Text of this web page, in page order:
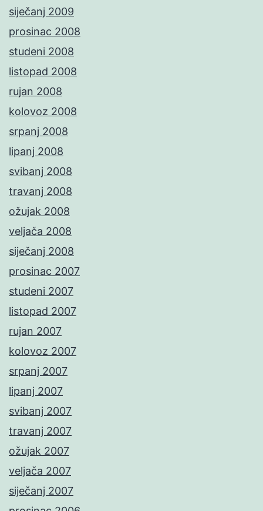
siječanj 2009
prosinac 2008
studeni 2008
listopad 2008
rujan 2008
kolovoz 2008
srpanj 2008
lipanj 2008
svibanj 2008
travanj 2008
ožujak 2008
veljača 2008
siječanj 2008
prosinac 2007
studeni 2007
listopad 2007
rujan 2007
kolovoz 2007
srpanj 2007
lipanj 2007
svibanj 2007
travanj 2007
ožujak 2007
veljača 2007
siječanj 2007